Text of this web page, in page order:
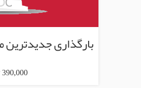
390,000 تومان